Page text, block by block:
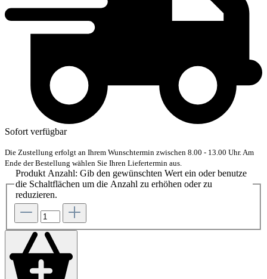
Sofort verfügbar
Die Zustellung erfolgt an Ihrem Wunschtermin zwischen 8.00 - 13.00 Uhr. Am
Ende der Bestellung wählen Sie Ihren Liefertermin aus.
Produkt Anzahl: Gib den gewünschten Wert ein oder benutze
die Schaltflächen um die Anzahl zu erhöhen oder zu
reduzieren.